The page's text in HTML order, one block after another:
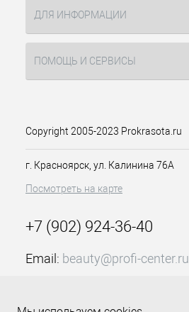
ДЛЯ ИНФОРМАЦИИ
ПОМОЩЬ И СЕРВИСЫ
Copyright 2005-2023 Prokrasota.ru
г. Красноярск, ул. Калинина 76А
Посмотреть на карте
+7 (902) 924-36-40
Email: beauty@profi-center.ru